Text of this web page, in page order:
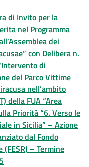
di Invito per la
nel Programma
dei
con Delibera n.
di
del Parco Vittime
nell’ambito
della FUA “Area
Priorità “6. Verso le
in Sicilia” – Azione
dal Fondo
– Termine